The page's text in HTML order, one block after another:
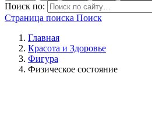
Поиск по:
Страница поиска Поиск
Главная
Красота и Здоровье
Фигура
Физическое состояние